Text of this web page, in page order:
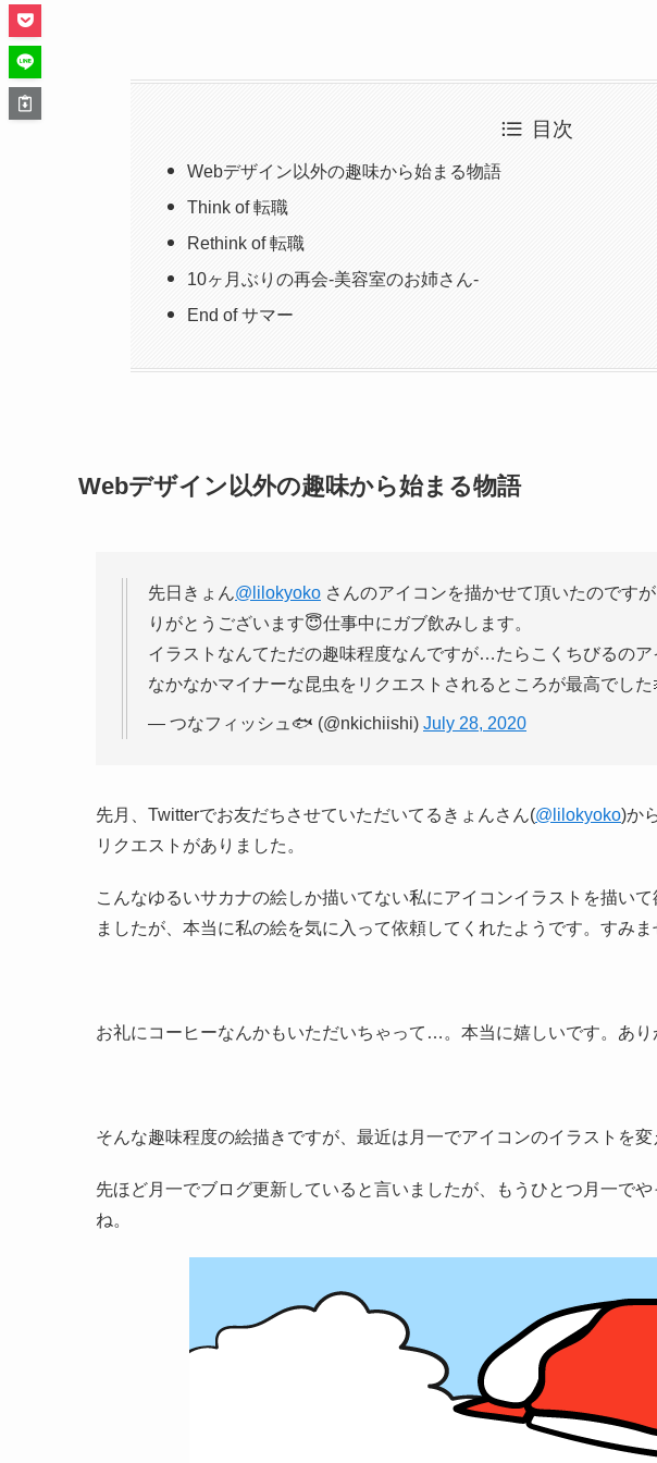
目次
Webデザイン以外の趣味から始まる物語
Think of 転職
Rethink of 転職
10ヶ月ぶりの再会-美容室のお姉さん-
End of サマー
Webデザイン以外の趣味から始まる物語
先日きょん@lilokyoko さんのアイコンを描かせて頂いたのです
りがとうございます😇仕事中にガブ飲みします。
イラストなんてただの趣味程度なんですが…たらこくちびるの
なかなかマイナーな昆虫をリクエストされるところが最高でした
— つなフィッシュ🐟 (@nkichiishi) July 28, 2020
先月、Twitterでお友だちさせていただいてるきょんさん(@lilokyoko)か
リクエストがありました。
こんなゆるいサカナの絵しか描いてない私にアイコンイラストを描い
ましたが、本当に私の絵を気に入って依頼してくれたようです。すみま
お礼にコーヒーなんかもいただいちゃって…。本当に嬉しいです。あり
そんな趣味程度の絵描きですが、最近は月一でアイコンのイラストを変
先ほど月一でブログ更新していると言いましたが、もうひとつ月一で
ね。